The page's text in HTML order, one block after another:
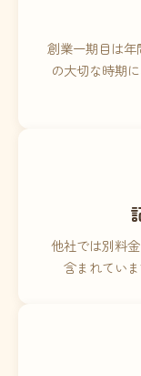
創業一期目は
の大切な時期
他社では別料
含まれてい